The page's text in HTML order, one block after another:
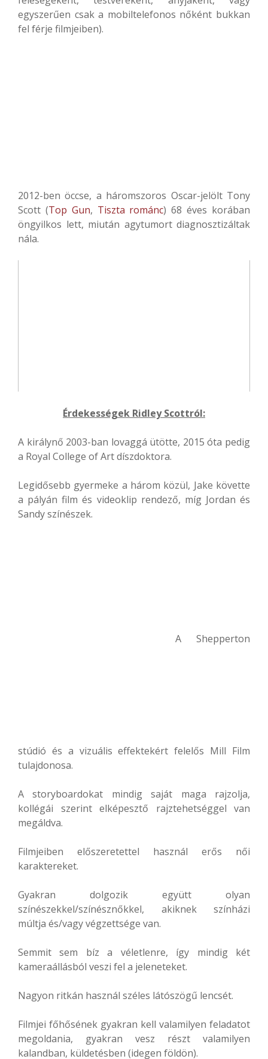
egyszerűen csak a mobiltelefonos nőként bukkan
fel férje filmjeiben).
2012-ben öccse, a háromszoros Oscar-jelölt Tony
Scott (Top Gun, Tiszta románc) 68 éves korában
öngyilkos lett, miután agytumort diagnosztizáltak
nála.
Érdekességek Ridley Scottról:
A királynő 2003-ban lovaggá ütötte, 2015 óta pedig
a Royal College of Art díszdoktora.
Legidősebb gyermeke a három közül, Jake követte
a pályán film és videoklip rendező, míg Jordan és
Sandy színészek.
A Shepperton
stúdió és a vizuális effektekért felelős Mill Film
tulajdonosa.
A storyboardokat mindig saját maga rajzolja,
kollégái szerint elképesztő rajztehetséggel van
megáldva.
Filmjeiben előszeretettel használ erős női
karaktereket.
Gyakran dolgozik együtt olyan
színészekkel/színésznőkkel, akiknek színházi
múltja és/vagy végzettsége van.
Semmit sem bíz a véletlenre, így mindig két
kameraállásból veszi fel a jeleneteket.
Nagyon ritkán használ széles látószögű lencsét.
Filmjei főhősének gyakran kell valamilyen feladatot
megoldania, gyakran vesz részt valamilyen
kalandban, küldetésben (idegen földön).